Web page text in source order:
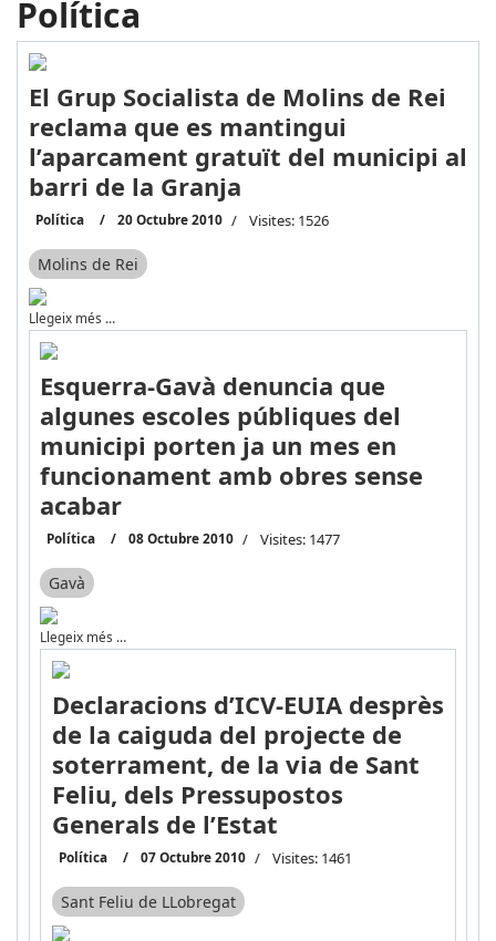
Política
El Grup Socialista de Molins de Rei
reclama que es mantingui
l’aparcament gratuït del municipi al
barri de la Granja
Política 20 Octubre 2010 Visites: 1526
Molins de Rei
Llegeix més …
Esquerra-Gavà denuncia que
algunes escoles públiques del
municipi porten ja un mes en
funcionament amb obres sense
acabar
Política 08 Octubre 2010 Visites: 1477
Gavà
Llegeix més …
Declaracions d’ICV-EUIA desprès
de la caiguda del projecte de
soterrament, de la via de Sant
Feliu, dels Pressupostos
Generals de l’Estat
Política 07 Octubre 2010 Visites: 1461
Sant Feliu de LLobregat